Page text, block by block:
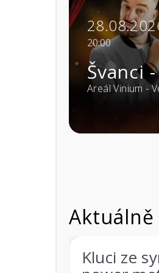
28.08.2026
Švanci - JÁ
Areál Vinium - Velké
Aktuálně
Kluci ze